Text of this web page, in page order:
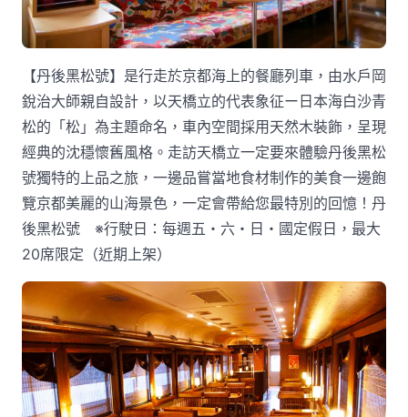
【丹後黑松號】是行走於京都海上的餐廳列車，由水戶岡
銳治大師親自設計，以天橋立的代表象征ー日本海白沙青
松的「松」為主題命名，車內空間採用天然木裝飾，呈現
經典的沈穩懷舊風格。走訪天橋立一定要來體驗丹後黑松
號獨特的上品之旅，一邊品嘗當地食材制作的美食一邊飽
覽京都美麗的山海景色，一定會帶給您最特別的回憶！丹
後黑松號 ※行駛日：每週五・六・日・國定假日，最大
20席限定（近期上架）